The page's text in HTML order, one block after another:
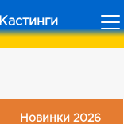
Кастинги
Новинки 2026